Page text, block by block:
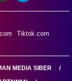
Tiktok.com
MEDIA SIBER